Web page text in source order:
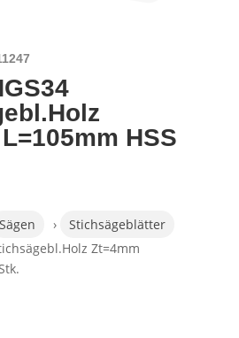
HSS
Sägen ›
Stichsägeblätter
Zt=4mm